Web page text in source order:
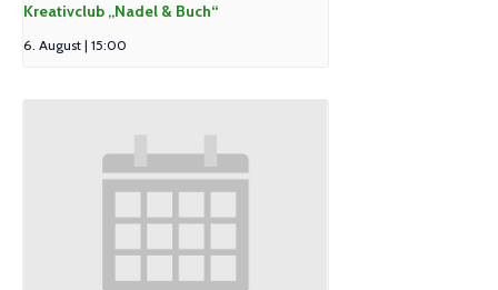
Kreativclub „Nadel & Buch“
6. August | 15:00